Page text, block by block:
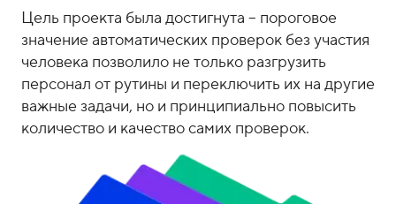
Цель проекта была достигнута – пороговое
значение автоматических проверок без участия
человека позволило не только разгрузить
персонал от рутины и переключить их на другие
важные задачи, но и принципиально повысить
количество и качество самих проверок.